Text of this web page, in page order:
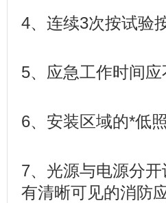
4、连续3次按试验
5、应急工作时间
6、安装区域的*低
7、光源与电源分
有清晰可见的消防